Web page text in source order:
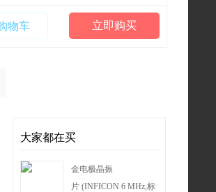
立即购买
物车
大家都在买
金电极晶振
片 (INFICON 6 MHz,标